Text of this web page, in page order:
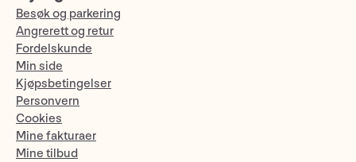
Besøk og parkering
Angrerett og retur
Fordelskunde
Min side
Kjøpsbetingelser
Personvern
Cookies
Mine fakturaer
Mine tilbud